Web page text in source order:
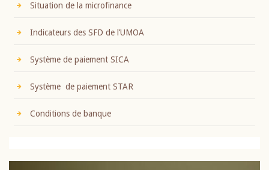
Situation de la microfinance
Indicateurs des SFD de l’UMOA
Système de paiement SICA
Système de paiement STAR
Conditions de banque